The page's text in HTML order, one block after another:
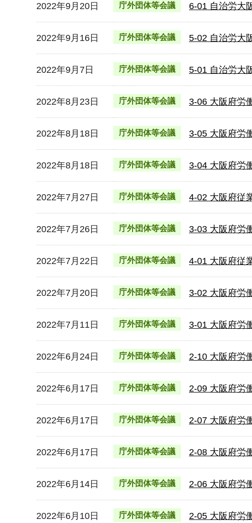
2022年9月20日 庁外団体等会議 6-01 自治労大
2022年9月16日 庁外団体等会議 5-02 自治労大
2022年9月7日 庁外団体等会議 5-01 自治労大
2022年8月23日 庁外団体等会議 3-06 大阪府労
2022年8月18日 庁外団体等会議 3-05 大阪府労
2022年8月18日 庁外団体等会議 3-04 大阪府労
2022年7月27日 庁外団体等会議 4-02 大阪府従
2022年7月26日 庁外団体等会議 3-03 大阪府労
2022年7月22日 庁外団体等会議 4-01 大阪府従
2022年7月20日 庁外団体等会議 3-02 大阪府労
2022年7月11日 庁外団体等会議 3-01 大阪府労
2022年6月24日 庁外団体等会議 2-10 大阪府労
2022年6月17日 庁外団体等会議 2-09 大阪府労
2022年6月17日 庁外団体等会議 2-07 大阪府労
2022年6月17日 庁外団体等会議 2-08 大阪府労
2022年6月14日 庁外団体等会議 2-06 大阪府労
2022年6月10日 庁外団体等会議 2-05 大阪府労